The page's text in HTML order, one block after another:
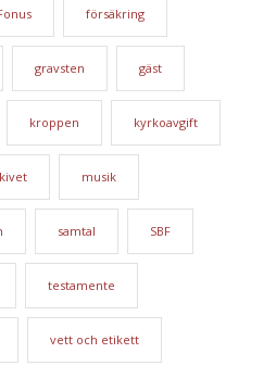
försäkring
gravsten gäst
kroppen kyrkoavgift
musik
samtal SBF
testamente
vett och etikett